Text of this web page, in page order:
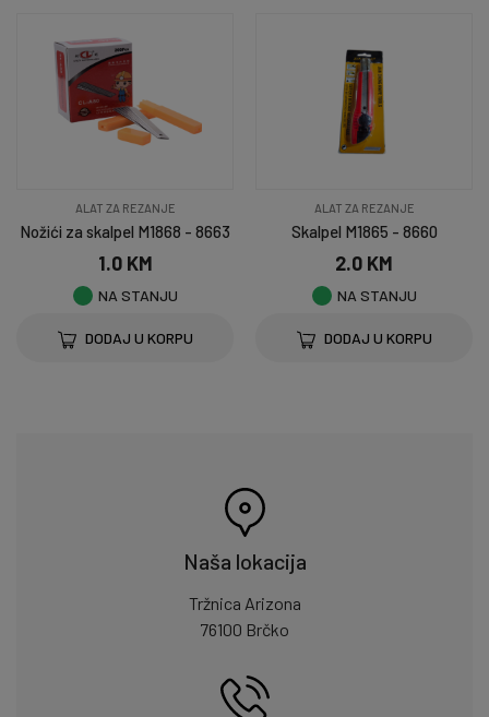
ALAT ZA REZANJE
Nožići za skalpel M1868 - 8663
1.0 KM
NA STANJU
DODAJ U KORPU
ALAT ZA REZANJE
Skalpel M1865 - 8660
2.0 KM
NA STANJU
DODAJ U KORPU
Naša lokacija
Tržnica Arizona
76100 Brčko